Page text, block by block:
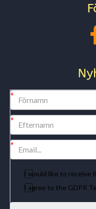
I would like to receive
I agree to the GDPR